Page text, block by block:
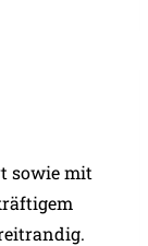
sowie mit